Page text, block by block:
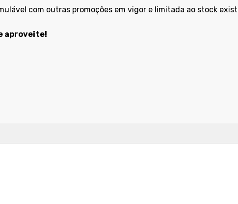
com outras promoções em vigor e limitada ao stock
aproveite!